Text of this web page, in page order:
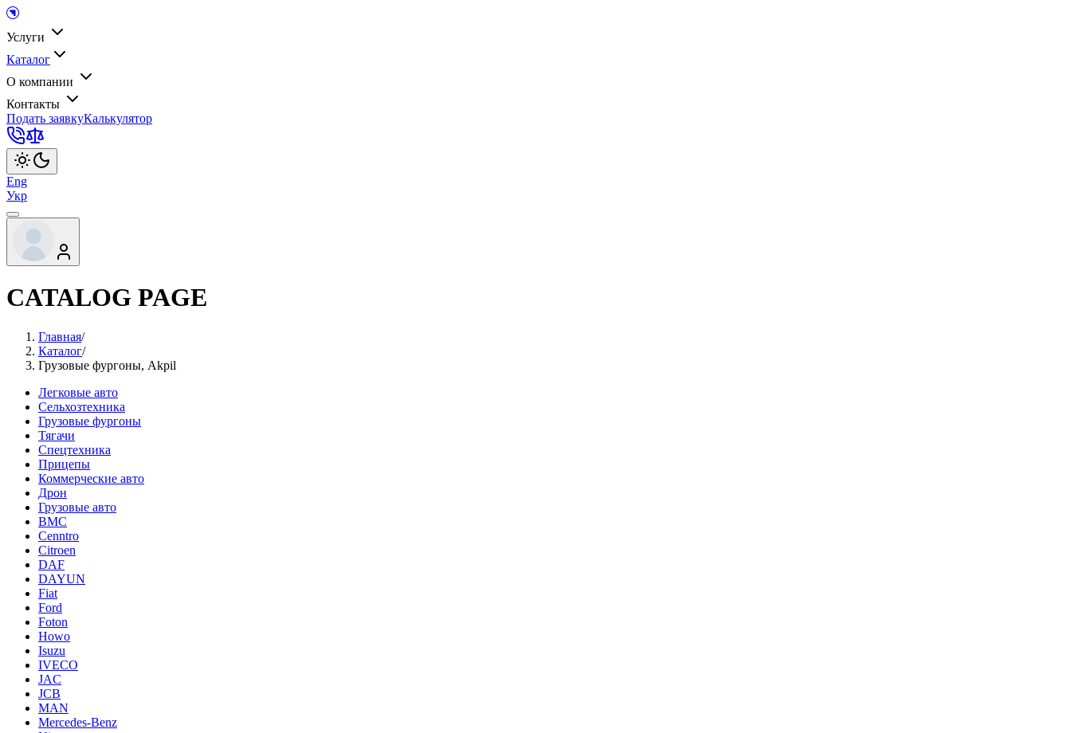
Услуги
Каталог
О компании
Контакты
Подать заявкуКалькулятор
Eng
Укр
CATALOG PAGE
Главная/
Каталог/
Грузовые фургоны, Akpil
Легковые авто
Сельхозтехника
Грузовые фургоны
Тягачи
Спецтехника
Прицепы
Коммерческие авто
Дрон
Грузовые авто
BMC
Cenntro
Citroen
DAF
DAYUN
Fiat
Ford
Foton
Howo
Isuzu
IVECO
JAC
JCB
MAN
Mercedes-Benz